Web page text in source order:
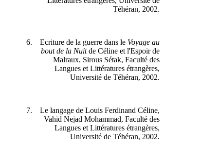
Téhéran, 2002.
Ecriture de la guerre dans leVoyage au
bout de la Nuitde Céline et l'Espoir de
Malraux, Sirous Sétak, Faculté des
Langues et Littératures étrangères,
Université de Téhéran, 2002.
Le langage de Louis Ferdinand Céline,
Vahid Nejad Mohammad, Faculté des
Langues et Littératures étrangères,
Université de Téhéran, 2002.